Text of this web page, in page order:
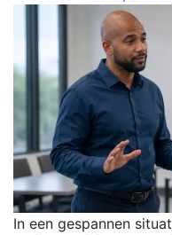
In een gespannen